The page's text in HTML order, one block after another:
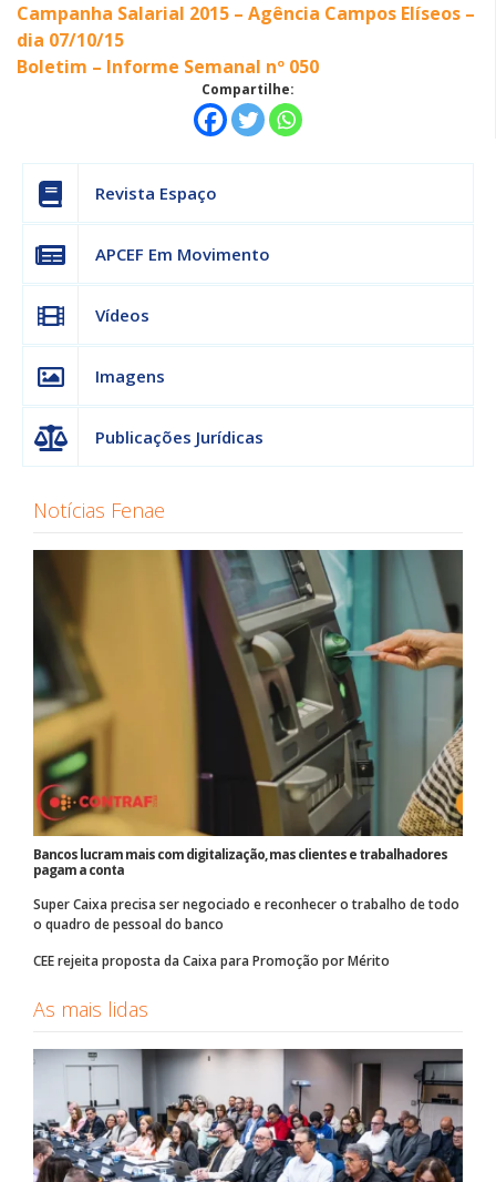
Campanha Salarial 2015 – Agência Campos Elíseos –
dia 07/10/15
Boletim – Informe Semanal nº 050
Compartilhe:
Revista Espaço
APCEF Em Movimento
Vídeos
Imagens
Publicações Jurídicas
Notícias Fenae
Bancos lucram mais com digitalização, mas clientes e trabalhadores
pagam a conta
Super Caixa precisa ser negociado e reconhecer o trabalho de todo
o quadro de pessoal do banco
CEE rejeita proposta da Caixa para Promoção por Mérito
As mais lidas